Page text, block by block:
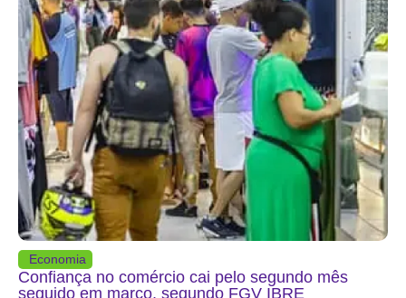
Economia
Confiança no comércio cai pelo segundo mês
seguido em março, segundo FGV IBRE